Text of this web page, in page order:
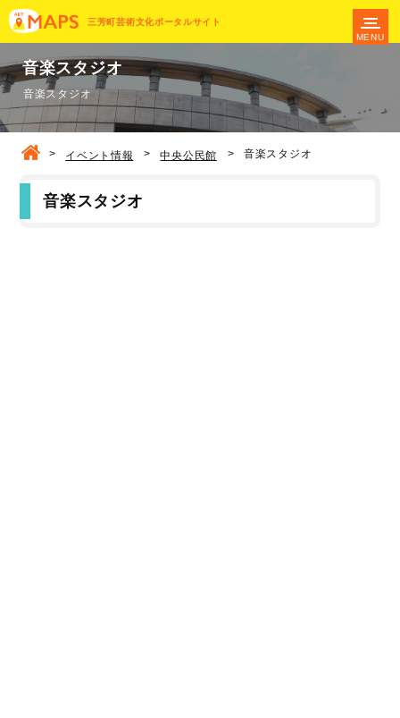
三芳町芸術文化ポータルサイト
MENU
音楽スタジオ
音楽スタジオ
> イベント情報 > 中央公民館 > 音楽スタジオ
音楽スタジオ